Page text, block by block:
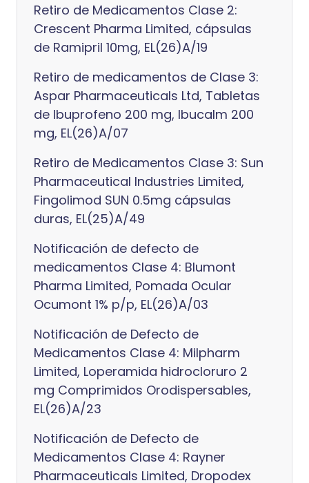
Retiro de Medicamentos Clase 2:
Crescent Pharma Limited, cápsulas
de Ramipril 10mg, EL(26)A/19
Retiro de medicamentos de Clase 3:
Aspar Pharmaceuticals Ltd, Tabletas
de Ibuprofeno 200 mg, Ibucalm 200
mg, EL(26)A/07
Retiro de Medicamentos Clase 3: Sun
Pharmaceutical Industries Limited,
Fingolimod SUN 0.5mg cápsulas
duras, EL(25)A/49
Notificación de defecto de
medicamentos Clase 4: Blumont
Pharma Limited, Pomada Ocular
Ocumont 1% p/p, EL(26)A/03
Notificación de Defecto de
Medicamentos Clase 4: Milpharm
Limited, Loperamida hidrocloruro 2
mg Comprimidos Orodispersables,
EL(26)A/23
Notificación de Defecto de
Medicamentos Clase 4: Rayner
Pharmaceuticals Limited, Dropodex